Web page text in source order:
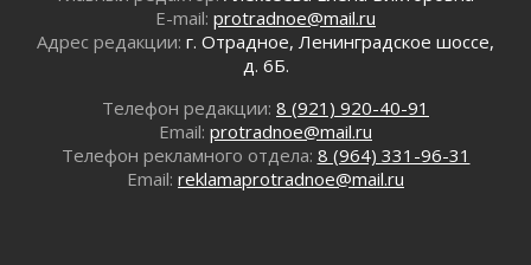
В Ивангороде появилась «Избушка-
воробушка»
02 августа 2026
01 августа 2026
Лето катится с горки
01 августа 2026
E-mail: protradnoe@mail.ru
Адрес редакции: г. Отрадное, Ленинградское шоссе,
д. 6Б.
Телефон редакции: 8 (921) 920-40-91
Email: protradnoe@mail.ru
Телефон рекламного отдела: 8 (964) 331-96-31
Email: reklamaprotradnoe@mail.ru